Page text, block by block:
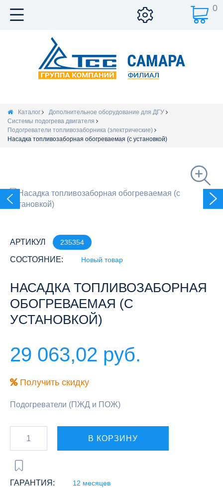
0
Каталог
Дополнительное оборудование для ДГУ
Системы подогрева двигателя
Подогреватели топливозаборника (электрические)
Насадка топливозаборная обогреваемая (с установкой)
АРТИКУЛ 235354
СОСТОЯНИЕ: Новый товар
НАСАДКА ТОПЛИВОЗАБОРНАЯ
ОБОГРЕВАЕМАЯ (С
УСТАНОВКОЙ)
29 063,02 руб.
Получить скидку
Подогреватели (ПЖД и ПОЖ)
В КОРЗИНУ
ГАРАНТИЯ: 12 месяцев